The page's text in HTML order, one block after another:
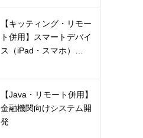
【キッティング・リモー
ト併用】スマートデバイ
ス（iPad・スマホ）…
【Java・リモート併用】
金融機関向けシステム開
発